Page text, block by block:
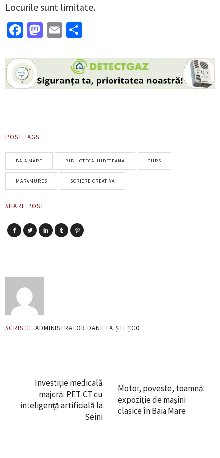
Locurile sunt limitate.
Facebook
Mastodon
Email
POST TAGS
BAIA MARE BIBLIOTECA JUDETEANA CURS
MARAMURES SCRIERE CREATIVA
SHARE POST
SCRIS DE ADMINISTRATOR DANIELA ȘTEȚCO
Investiție medicală
majoră: PET-CT cu
inteligență artificială la
Seini
Motor, poveste, toamnă:
expoziție de mașini
clasice în Baia Mare